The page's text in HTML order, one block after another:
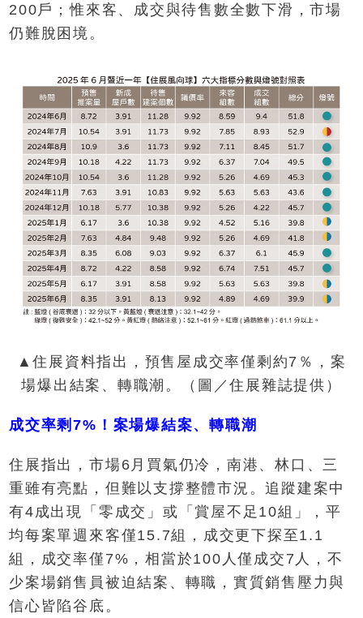
200戶；惟來客、成交與待售數全數下滑，市場
仍難脫困境。
▲住展資料指出，預售屋成交率僅剩約7％，案
場爆出結案、轉職潮。（圖／住展雜誌提供）
成交率剩7%！案場爆結案、轉職潮
住展指出，市場6月買氣仍冷，南港、林口、三
重雖有亮點，但難以支撐整體市況。追蹤建案中
有4成出現「零成交」或「賞屋不足10組」，平
均每案單週來客僅15.7組，成交更下探至1.1
組，成交率僅7%，相當於100人僅成交7人，不
少案場銷售員被迫結案、轉職，實質銷售壓力與
信心皆陷谷底。